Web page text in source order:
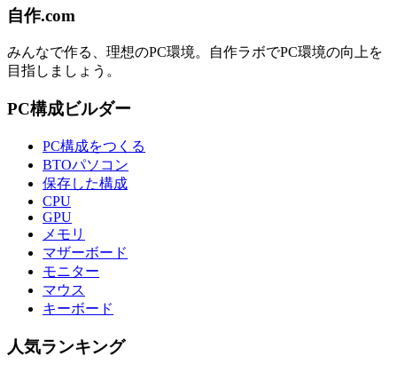
自作.com
みんなで作る、理想のPC環境。 自作ラボでPC環境の向上を
目指しましょう。
PC構成ビルダー
PC構成をつくる
BTOパソコン
保存した構成
CPU
GPU
メモリ
マザーボード
モニター
マウス
キーボード
人気ランキング